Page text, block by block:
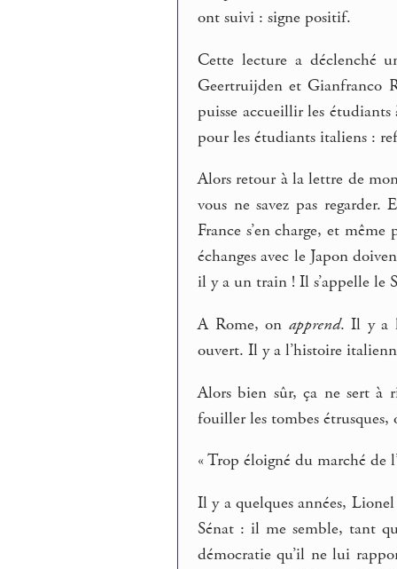
ont suivi : signe positif.
Cette lecture a déclenché
Geertruijden et Gianfranco
puisse accueillir les
pour les étudiants italiens :
Alors retour à la lettre de
vous ne savez pas
France s’en charge, et
échanges avec le Japon
il y a un train ! Il s’appelle le
A Rome, on apprend. Il y a
ouvert. Il y a l’histoire
Alors bien sûr, ça ne sert à
fouiller les tombes étrusques,
« Trop éloigné du marché de
Il y a quelques années,
Sénat : il me semble, tant
démocratie qu’il ne lui